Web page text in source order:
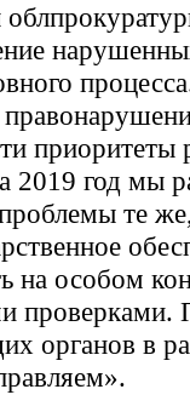
приоритеты
2019 год мы
те
на особом
проверками.
органов в